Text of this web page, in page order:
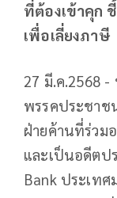
ที่ต้องเข้าคุก
เพื่อเลี่ยงภาษี
27 มี.ค.2568
พรรคประชา
ฝ่ายค้านที่ร่วม
และเป็นอดีตป
Bank ประเทศ